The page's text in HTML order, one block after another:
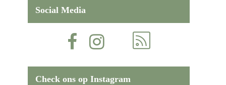
Social Media
Check ons op Instagram